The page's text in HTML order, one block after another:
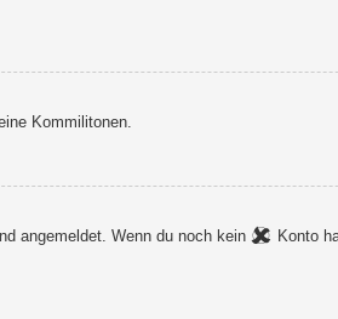
Kommilitonen.
angemeldet. Wenn du noch kein
Konto